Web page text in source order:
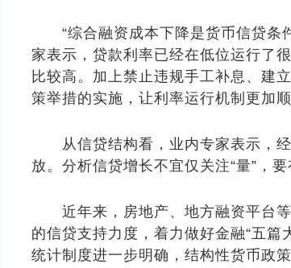
“综合融资成本下降是货币信贷条
家表示，贷款利率已经在低位运行了
比较高。加上禁止违规手工补息、建
策举措的实施，让利率运行机制更加
从信贷结构看，业内专家表示，经
放。分析信贷增长不宜仅关注“量”，
近年来，房地产、地方融资平台等
的信贷支持力度，着力做好金融“五篇
统计制度进一步明确，结构性货币政